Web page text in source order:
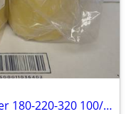
Norton gold 6" self stick sand paper 180-220-320 100/roll